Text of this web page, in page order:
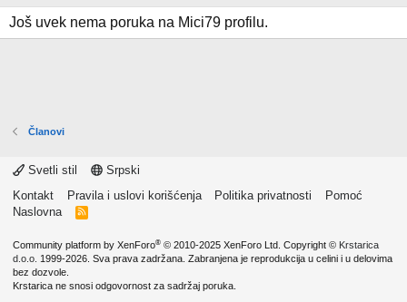
Još uvek nema poruka na Mici79 profilu.
Članovi
Svetli stil
Srpski
Kontakt
Pravila i uslovi korišćenja Politika privatnosti
Pomoć
Naslovna
R
Community platform by XenForo® © 2010-2025 XenForo Ltd. Copyright © Krstarica
d.o.o. 1999-2026. Sva prava zadržana. Zabranjena je reprodukcija u celini i u delovima
bez dozvole.
Krstarica ne snosi odgovornost za sadržaj poruka.